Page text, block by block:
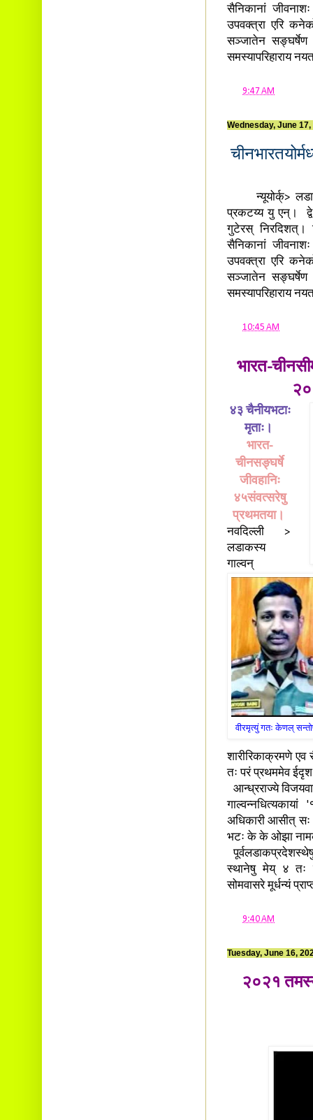
सैनिकानां
उपवक्त्रा एरि
सञ्जातेन सङ्घर्षेण
समस्यापरिहाराय
9:47 AM
Wednesday, June 17,
न्यूयोर्क्> लडाक्
प्रकटय्य यु एन्। द्वे
गुटेरस् निरदिशत्।
सैनिकानां
उपवक्त्रा एरि
सञ्जातेन सङ्घर्षेण
समस्यापरिहाराय
10:45 AM
भारत-
२०
वीरमृत्युं गतः केणल्
४३ चैनीयभटाः
मृताः।
भारत-
चीनसङ्घर्षे
जीवहानिः
४५संवत्सरेषु
प्रथमतया।
नवदिल्ली >
लडाकस्य
गाल्वन्
शारीरिकाक्रमणे
तः परं प्रथममेव
आन्ध्रराज्ये
अधिकारी आसीत् सः।
भटः के के ओझा
स्थानेषु मेय् ४ तः
सोमवासरे मूर्धन्यं
9:40 AM
Tuesday, June 16,
२०२१